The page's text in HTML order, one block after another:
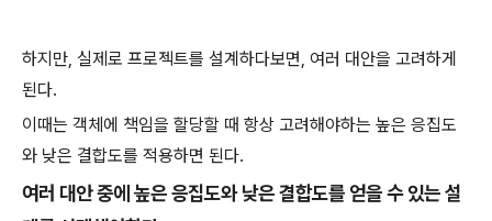
하지만, 실제로 프로젝트를 설계하다보면, 여러 대안을 고려하게
된다.
이때는 객체에 책임을 할당할 때 항상 고려해야하는 높은 응집도
와 낮은 결합도를 적용하면 된다.
여러 대안 중에 높은 응집도와 낮은 결합도를 얻을 수 있는 설